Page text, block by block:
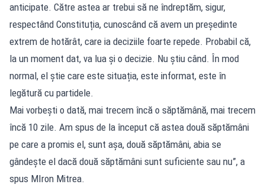
anticipate. Către astea ar trebui să ne îndreptăm, sigur,
respectând Constituția, cunoscând că avem un președinte
extrem de hotărât, care ia deciziile foarte repede. Probabil că,
la un moment dat, va lua și o decizie. Nu știu când. În mod
normal, el știe care este situația, este informat, este în
legătură cu partidele.
Mai vorbești o dată, mai trecem încă o săptămână, mai trecem
încă 10 zile. Am spus de la început că astea două săptămâni
pe care a promis el, sunt așa, două săptămâni, abia se
gândește el dacă două săptămâni sunt suficiente sau nu”, a
spus MIron Mitrea.